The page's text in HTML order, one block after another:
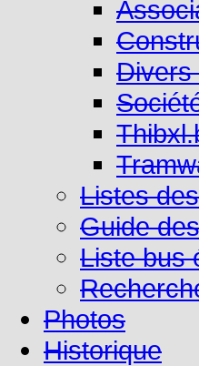
Divers
Listes
Guide
Liste bus
Photos
Historique